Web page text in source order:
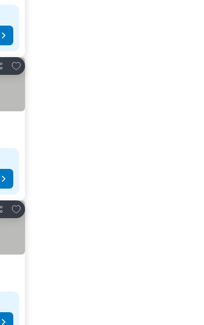
Adicionar aos favoritos
Adicionar aos favoritos